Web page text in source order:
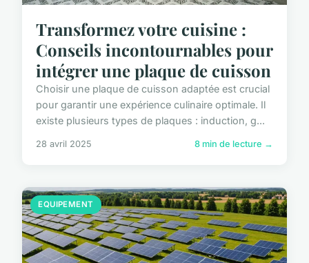
Transformez votre cuisine :
Conseils incontournables pour
intégrer une plaque de cuisson
Choisir une plaque de cuisson adaptée est crucial
pour garantir une expérience culinaire optimale. Il
existe plusieurs types de plaques : induction, g...
28 avril 2025 8 min de lecture →
EQUIPEMENT